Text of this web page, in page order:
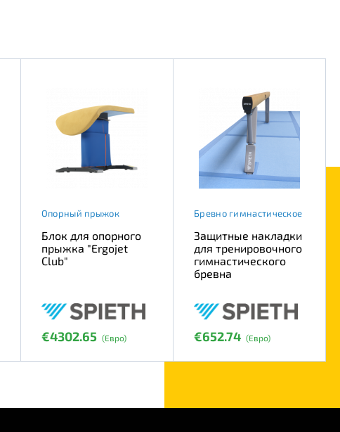
Опорный прыжок
Блок для опорного
прыжка "Ergojet
Club"
€4302.65 (Евро)
Бревно гимнастическое
Защитные накладки
для тренировочного
гимнастического
бревна
€652.74 (Евро)